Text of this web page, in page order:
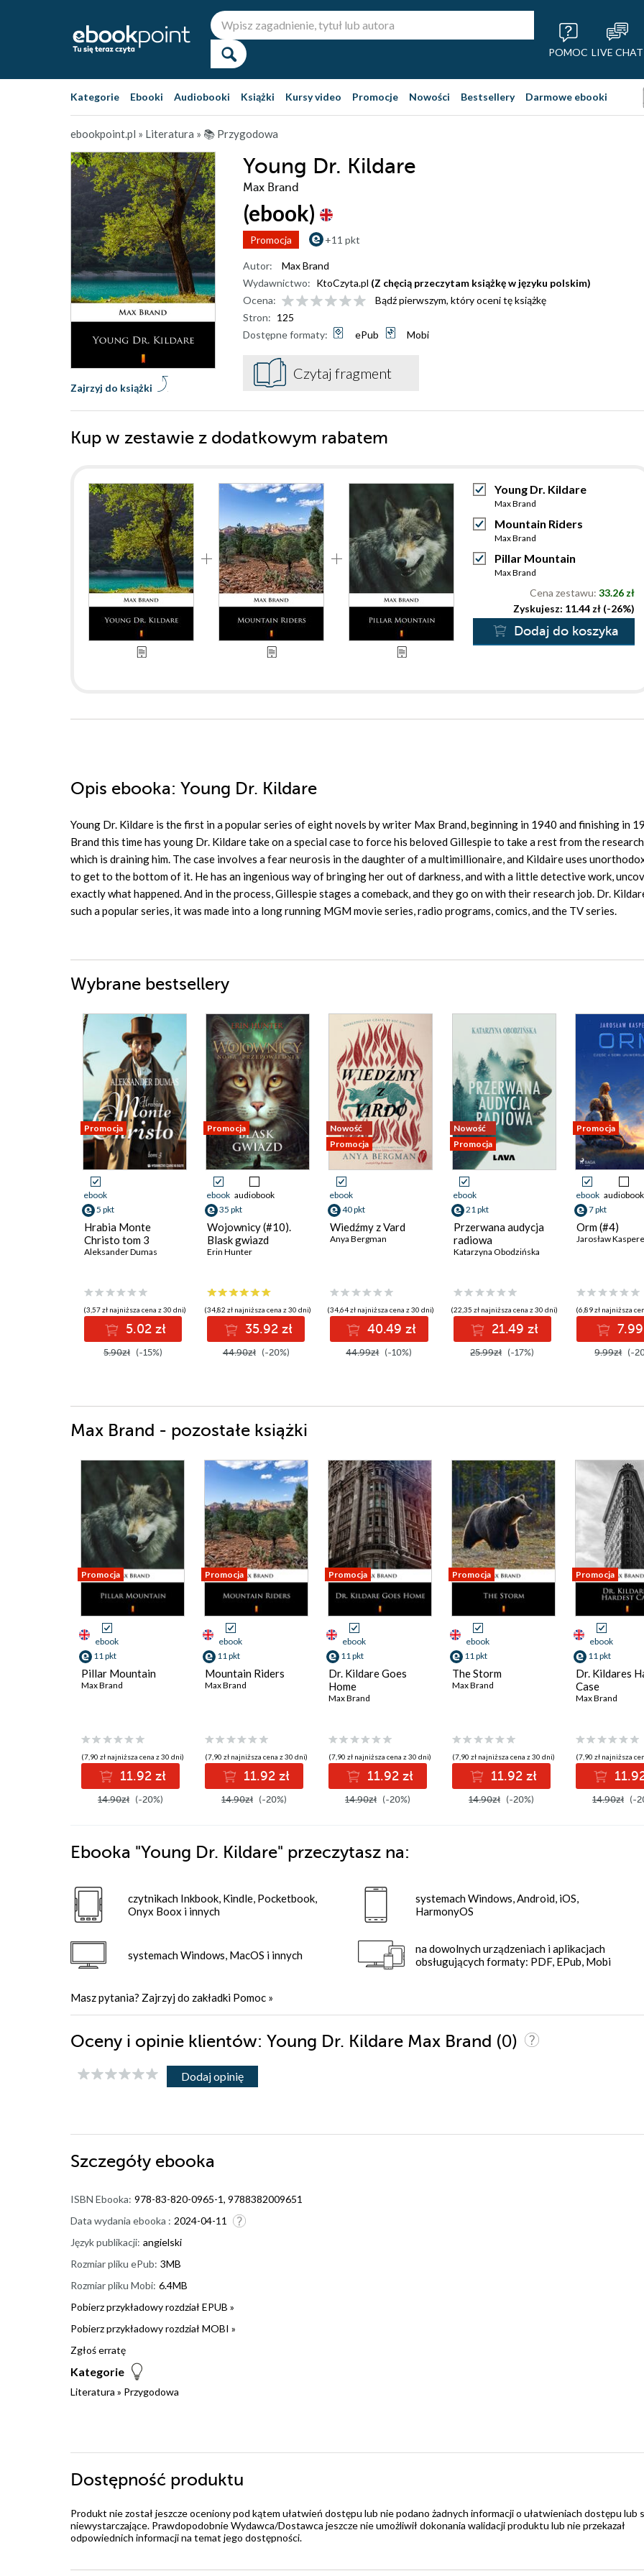
POMOC LIVE CHAT
Kategorie Ebooki Audiobooki Książki Kursy video Promocje Nowości Bestsellery Darmowe ebooki
ebookpoint.pl » Literatura » 📚 Przygodowa
Young Dr. Kildare
Max Brand
(ebook)
Promocja +11 pkt
Zajrzyj do książki
Autor:
Max Brand
Wydawnictwo: KtoCzyta.pl (Z chęcią przeczytam książkę w języku polskim)
Ocena:
Bądź pierwszym, który oceni tę książkę
Stron: 125
Dostępne formaty:
ePub Mobi
Czytaj fragment
Kup w zestawie z dodatkowym rabatem
Young Dr. Kildare
Max Brand
Mountain Riders
Max Brand
Pillar Mountain
Max Brand
Cena zestawu: 33.26 zł
Zyskujesz: 11.44 zł (-26%)
Dodaj do koszyka
Opis ebooka: Young Dr. Kildare
Young Dr. Kildare is the first in a popular series of eight novels by writer Max Brand, beginning in 1940 and finishing in
Brand this time has young Dr. Kildare take on a special case to force his beloved Gillespie to take a rest from the
which is draining him. The case involves a fear neurosis in the daughter of a multimillionaire, and Kildaire uses
to get to the bottom of it. He has an ingenious way of bringing her out of darkness, and with a little detective work,
exactly what happened. And in the process, Gillespie stages a comeback, and they go on with their research job. Dr.
such a popular series, it was made into a long running MGM movie series, radio programs, comics, and the TV series.
Wybrane bestsellery
Promocja
ebook
5 pkt
Hrabia Monte
Christo tom 3
Aleksander Dumas
(3,57 zł najniższa cena z 30 dni)
5.02 zł
5.90zł (-15%)
Promocja
ebook audiobook
35 pkt
Wojownicy (#10).
Blask gwiazd
Erin Hunter
(34,82 zł najniższa cena z 30 dni)
35.92 zł
44.90zł (-20%)
Nowość
Promocja
ebook
40 pkt
Wiedźmy z Vard
Anya Bergman
(34,64 zł najniższa cena z 30 dni)
40.49 zł
44.99zł (-10%)
Nowość
Promocja
ebook
21 pkt
Przerwana audycja
radiowa
Katarzyna Obodzińska
(22,35 zł najniższa cena z 30 dni)
21.49 zł
25.99zł (-17%)
Promocja
ebook audiobook
7 pkt
Orm (#4)
Jarosław
(6,89 zł najniższa
7.99
9.99zł (-
Max Brand - pozostałe książki
Promocja
ebook
11 pkt
Pillar Mountain
Max Brand
(7,90 zł najniższa cena z 30 dni)
11.92 zł
14.90zł (-20%)
Promocja
ebook
11 pkt
Mountain Riders
Max Brand
(7,90 zł najniższa cena z 30 dni)
11.92 zł
14.90zł (-20%)
Promocja
ebook
11 pkt
Dr. Kildare Goes
Home
Max Brand
(7,90 zł najniższa cena z 30 dni)
11.92 zł
14.90zł (-20%)
Promocja
ebook
11 pkt
The Storm
Max Brand
(7,90 zł najniższa cena z 30 dni)
11.92 zł
14.90zł (-20%)
Promocja
ebook
11 pkt
Dr. Kildares
Case
Max Brand
(7,90 zł najniższa
14.90zł (-
Ebooka "Young Dr. Kildare" przeczytasz na:
czytnikach Inkbook, Kindle, Pocketbook,
Onyx Boox i innych
systemach Windows, MacOS i innych
systemach Windows, Android, iOS,
HarmonyOS
na dowolnych urządzeniach i aplikacjach
obsługujących formaty: PDF, EPub, Mobi
Masz pytania? Zajrzyj do zakładki Pomoc »
Oceny i opinie klientów: Young Dr. Kildare Max Brand (0)
Dodaj opinię
Szczegóły ebooka
ISBN Ebooka: 978-83-820-0965-1, 9788382009651
Data wydania ebooka : 2024-04-11
Język publikacji: angielski
Rozmiar pliku ePub: 3MB
Rozmiar pliku Mobi: 6.4MB
Pobierz przykładowy rozdział EPUB »
Pobierz przykładowy rozdział MOBI »
Zgłoś erratę
Kategorie
Literatura » Przygodowa
Dostępność produktu
Produkt nie został jeszcze oceniony pod kątem ułatwień dostępu lub nie podano żadnych informacji o ułatwieniach dostępu lub
niewystarczające. Prawdopodobnie Wydawca/Dostawca jeszcze nie umożliwił dokonania walidacji produktu lub nie przekazał
odpowiednich informacji na temat jego dostępności.